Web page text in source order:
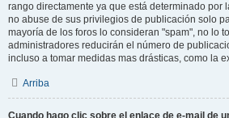
rango directamente ya que está determinado por
no abuse de sus privilegios de publicación solo
mayoría de los foros lo consideran "spam", no lo
administradores reducirán el número de
incluso a tomar medidas mas drásticas, como la
Arriba
Cuando hago clic sobre el enlace de e-mail de